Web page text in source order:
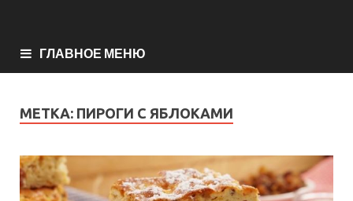
ГЛАВНОЕ МЕНЮ
МЕТКА: ПИРОГИ С ЯБЛОКАМИ